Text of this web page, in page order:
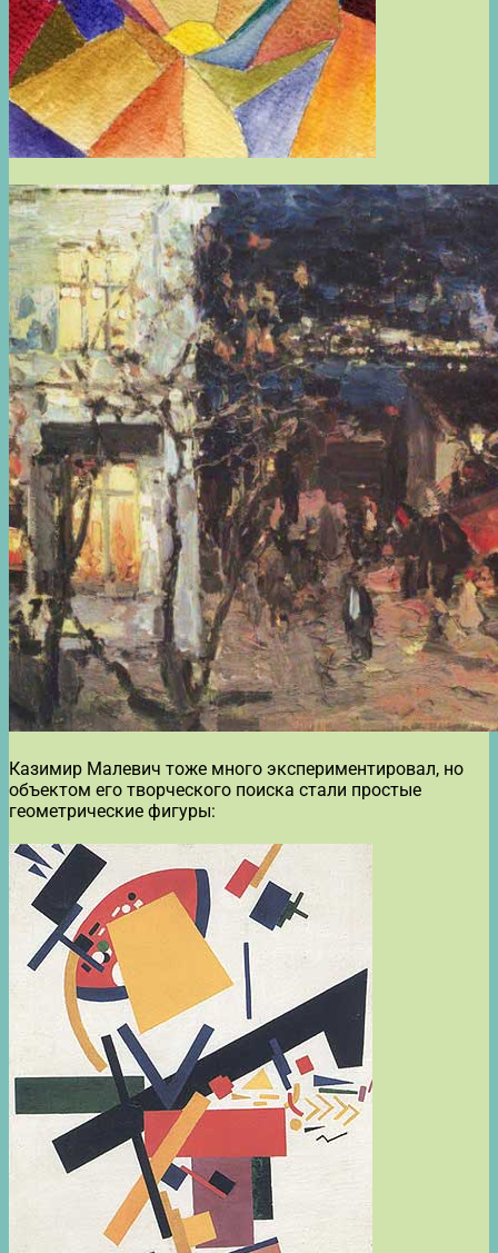
Казимир Малевич тоже много экспериментировал, но
объектом его творческого поиска стали простые
геометрические фигуры: